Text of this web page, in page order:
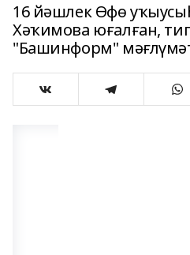
16 йәшлек Өфө
Хәҡимова юғалған,
"Башинформ"